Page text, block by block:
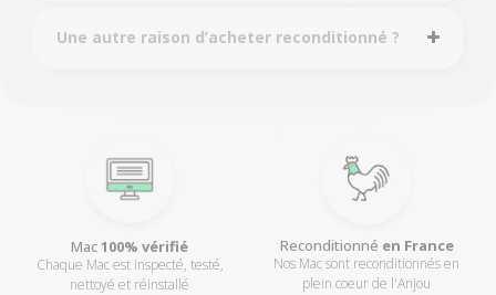
Une autre raison d’acheter reconditionné ?
Mac100% vérifié
Chaque Mac est inspecté, testé,
nettoyé et réinstallé
Reconditionné en France
Nos Mac sont reconditionnés en
plein coeur de l'Anjou